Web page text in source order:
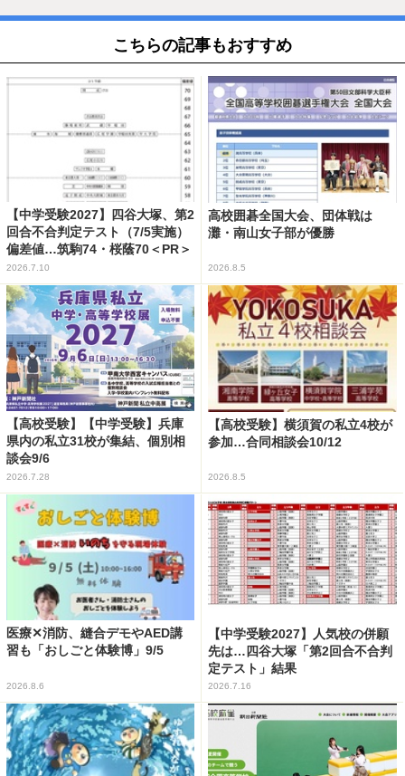
こちらの記事もおすすめ
【中学受験2027】四谷大塚、第2
回合不合判定テスト（7/5実施）
偏差値…筑駒74・桜蔭70＜PR＞
2026.7.10
高校囲碁全国大会、団体戦は
灘・南山女子部が優勝
2026.8.5
【高校受験】【中学受験】兵庫
県内の私立31校が集結、個別相
談会9/6
2026.7.28
【高校受験】横須賀の私立4校が
参加…合同相談会10/12
2026.8.5
医療✕消防、縫合デモやAED講
習も「おしごと体験博」9/5
2026.8.6
【中学受験2027】人気校の併願
先は…四谷大塚「第2回合不合判
定テスト」結果
2026.7.16